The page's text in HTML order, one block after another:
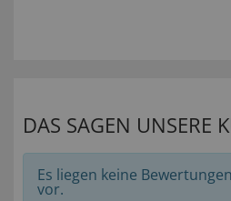
DAS SAGEN UNSERE
Es liegen keine
vor.